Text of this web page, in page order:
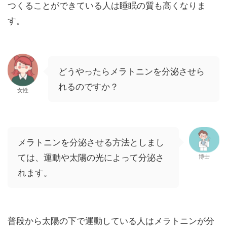
つくることができている人は睡眠の質も高くなりま
す。
女性
どうやったらメラトニンを分泌させら
れるのですか？
メラトニンを分泌させる方法としまし
ては、運動や太陽の光によって分泌さ
れます。
博士
普段から太陽の下で運動している人はメラトニンが分